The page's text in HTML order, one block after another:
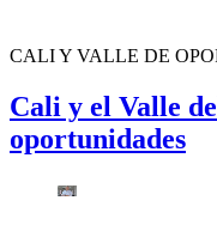
CALI Y VALLE DE
Cali y el Valle
oportunidades